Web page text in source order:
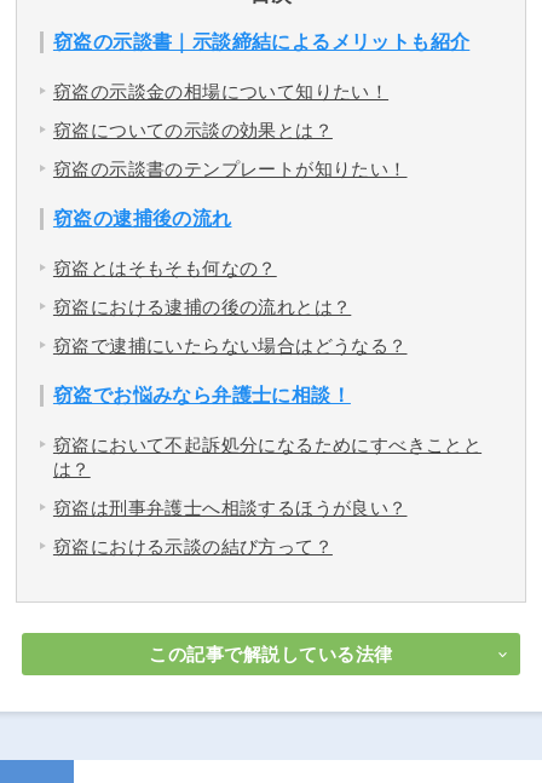
ご依頼者からのお手紙
窃盗の示談書｜示談締結によるメリットも紹介
窃盗の示談金の相場について知りたい！
窃盗についての示談の効果とは？
窃盗の示談書のテンプレートが知りたい！
窃盗の逮捕後の流れ
窃盗とはそもそも何なの？
窃盗における逮捕の後の流れとは？
窃盗で逮捕にいたらない場合はどうなる？
窃盗でお悩みなら弁護士に相談！
窃盗において不起訴処分になるためにすべきことと
は？
窃盗は刑事弁護士へ相談するほうが良い？
窃盗における示談の結び方って？
この記事で解説している法律